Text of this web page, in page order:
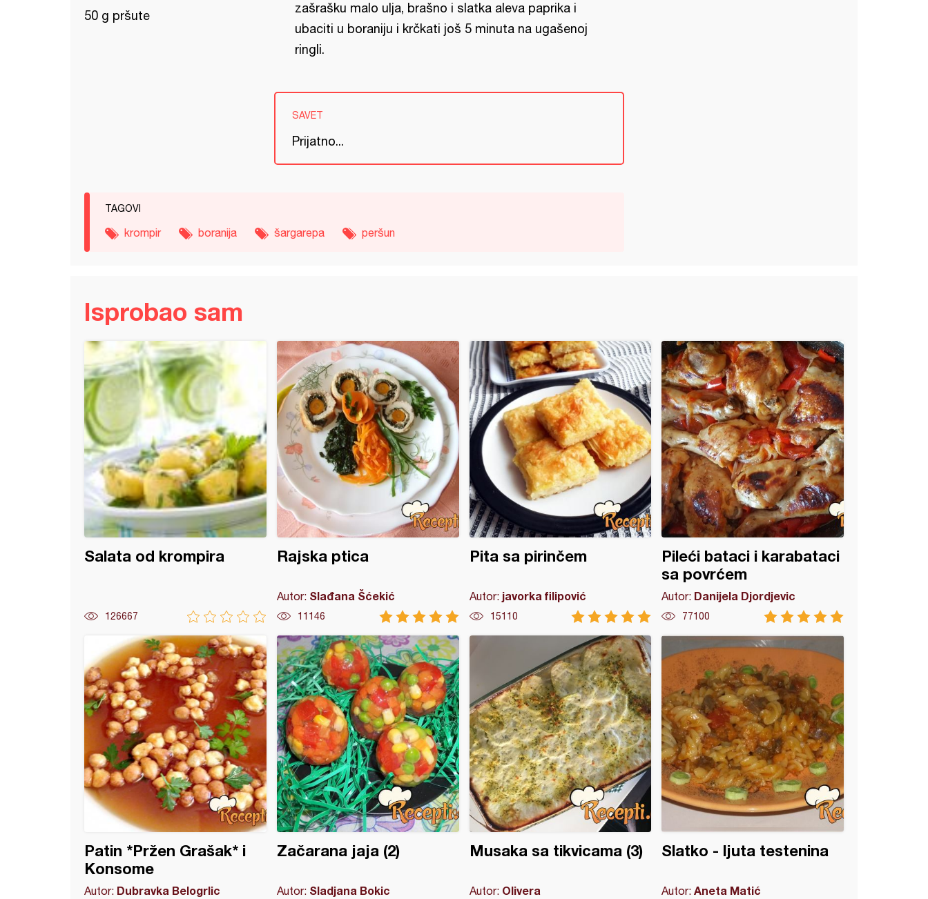
50 g pršute
zašrašku malo ulja, brašno i slatka aleva paprika i
ubaciti u boraniju i krčkati još 5 minuta na ugašenoj
ringli.
SAVET
Prijatno...
TAGOVI
krompir boranija šargarepa peršun
Isprobao sam
Salata od krompira
126667
Rajska ptica
Autor: Slađana Šćekić
11146
Pita sa pirinčem
Autor: javorka filipović
15110
Pileći bataci i karabataci
sa povrćem
Autor: Danijela Djordjevic
77100
i karabataci sa povrćem
Patin *Pržen Grašak* i
Konsome
Autor: Dubravka Belogrlic
Začarana jaja (2)
Autor: Sladjana Bokic
Musaka sa tikvicama (3)
Autor: Olivera
Slatko - ljuta testenina
Autor:Aneta Matić